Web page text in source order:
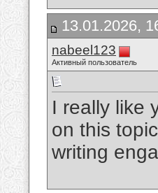
13.01.2026,
nabeel123
Активный пользователь
I really like
on this
writing